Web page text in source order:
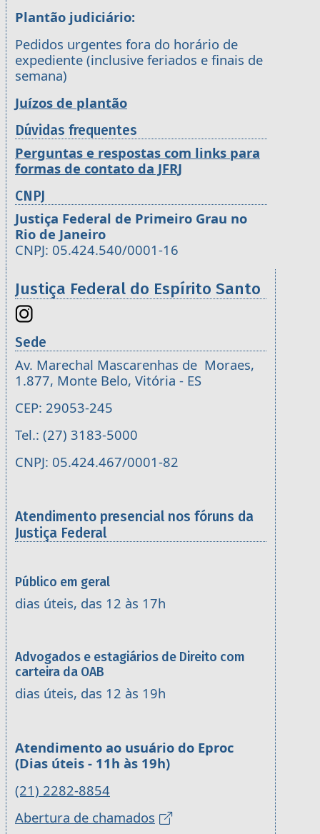
Plantão judiciário:
Pedidos urgentes fora do horário de
expediente (inclusive feriados e finais de
semana)
Juízos de plantão
Dúvidas frequentes
Perguntas e respostas com links para
formas de contato da JFRJ
CNPJ
Justiça Federal de Primeiro Grau no
Rio de Janeiro
CNPJ: 05.424.540/0001-16
Justiça Federal do Espírito Santo
Sede
Av. Marechal Mascarenhas de Moraes,
1.877, Monte Belo, Vitória - ES
CEP: 29053-245
Tel.: (27) 3183-5000
CNPJ: 05.424.467/0001-82
Atendimento presencial nos fóruns da
Justiça Federal
Público em geral
dias úteis, das 12 às 17h
Advogados e estagiários de Direito com
carteira da OAB
dias úteis, das 12 às 19h
Atendimento ao usuário do Eproc
(Dias úteis - 11h às 19h)
(21) 2282-8854
Abertura de chamados